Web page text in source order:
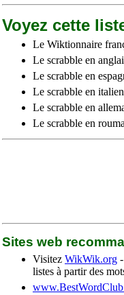
Voyez cette
Le Wiktionnaire
Le scrabble en
Le scrabble en
Le scrabble en
Le scrabble en
Le scrabble en
Sites web
Visitez WikWik.org
listes à partir des